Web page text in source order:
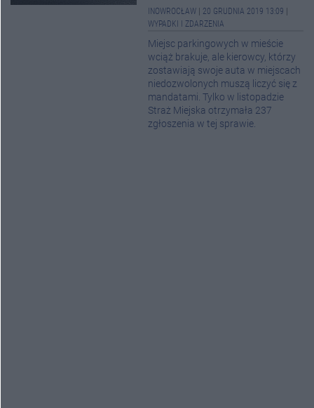
INOWROCŁAW 20 GRUDNIA 2019 13:09
WYPADKI I ZDARZENIA
Miejsc parkingowych w mieście
wciąż brakuje, ale kierowcy, którzy
zostawiają swoje auta w miejscach
niedozwolonych muszą liczyć się z
mandatami. Tylko w listopadzie
Straż Miejska otrzymała 237
zgłoszenia w tej sprawie.